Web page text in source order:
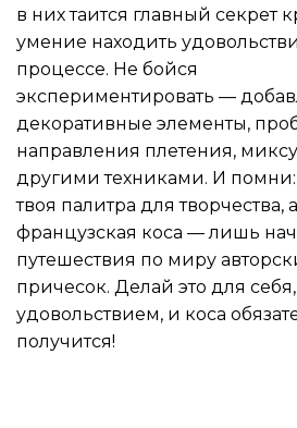
в них таится главный секрет
умение находить
процессе. Не бойся
экспериментировать —
декоративные элементы,
направления плетения,
другими техниками. И
твоя палитра для творчества, а
французская коса — лишь
путешествия по миру
причесок. Делай это для
удовольствием, и коса
получится!